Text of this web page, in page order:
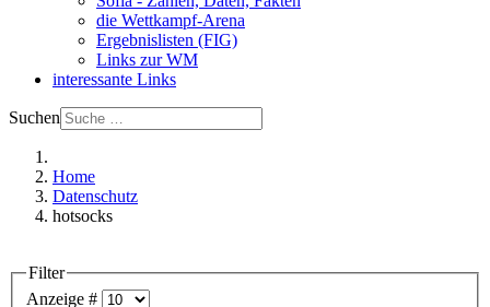
die Wettkampf-Arena
Ergebnislisten (FIG)
Links zur WM
interessante Links
Suchen
Home
Datenschutz
hotsocks
Filter
Anzeige #